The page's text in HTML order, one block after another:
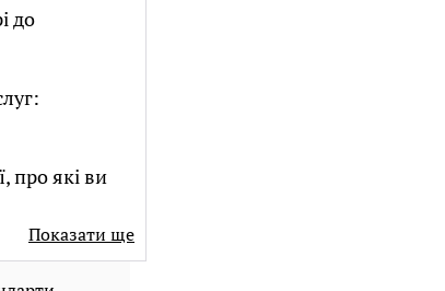
до
про які ви
Показати ще